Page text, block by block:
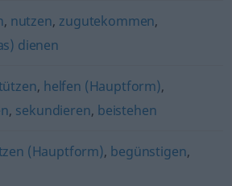
, nutzen, zugutekommen,
dienen
, helfen (Hauptform),
, sekundieren, beistehen
(Hauptform), begünstigen,